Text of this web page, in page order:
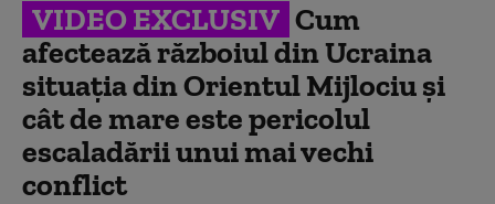
VIDEO EXCLUSIV Cum
afectează războiul din Ucraina
situația din Orientul Mijlociu și
cât de mare este pericolul
escaladării unui mai vechi
conflict